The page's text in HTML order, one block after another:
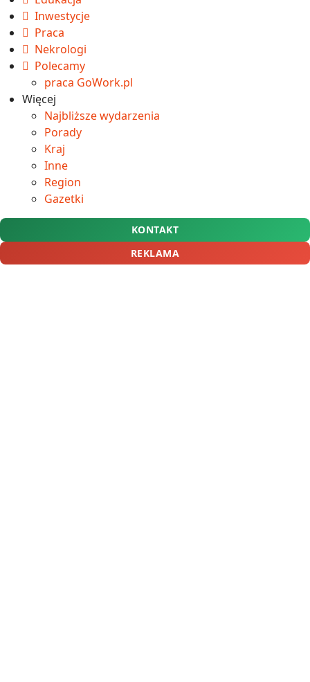
Inwestycje
Praca
Nekrologi
Polecamy
praca GoWork.pl
Więcej
Najbliższe wydarzenia
Porady
Kraj
Inne
Region
Gazetki
KONTAKT
REKLAMA